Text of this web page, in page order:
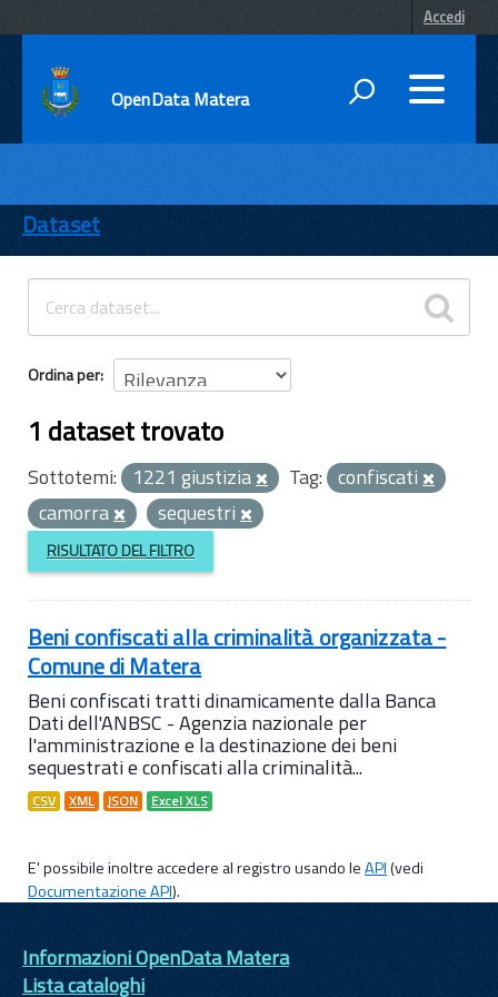
Accedi
OpenData Matera
ENTI
TEMI
INFORMAZIONI
Dataset
Ordina per
1 dataset trovato
Sottotemi: 1221 giustizia Tag: confiscati
camorra
sequestri
RISULTATO DEL FILTRO
Beni confiscati alla criminalità organizzata -
Comune di Matera
Beni confiscati tratti dinamicamente dalla Banca
Dati dell'ANBSC - Agenzia nazionale per
l'amministrazione e la destinazione dei beni
sequestrati e confiscati alla criminalità...
CSV XML JSON Excel XLS
E' possibile inoltre accedere al registro usando leAPI(vedi
Documentazione API).
Informazioni OpenData Matera
Lista cataloghi